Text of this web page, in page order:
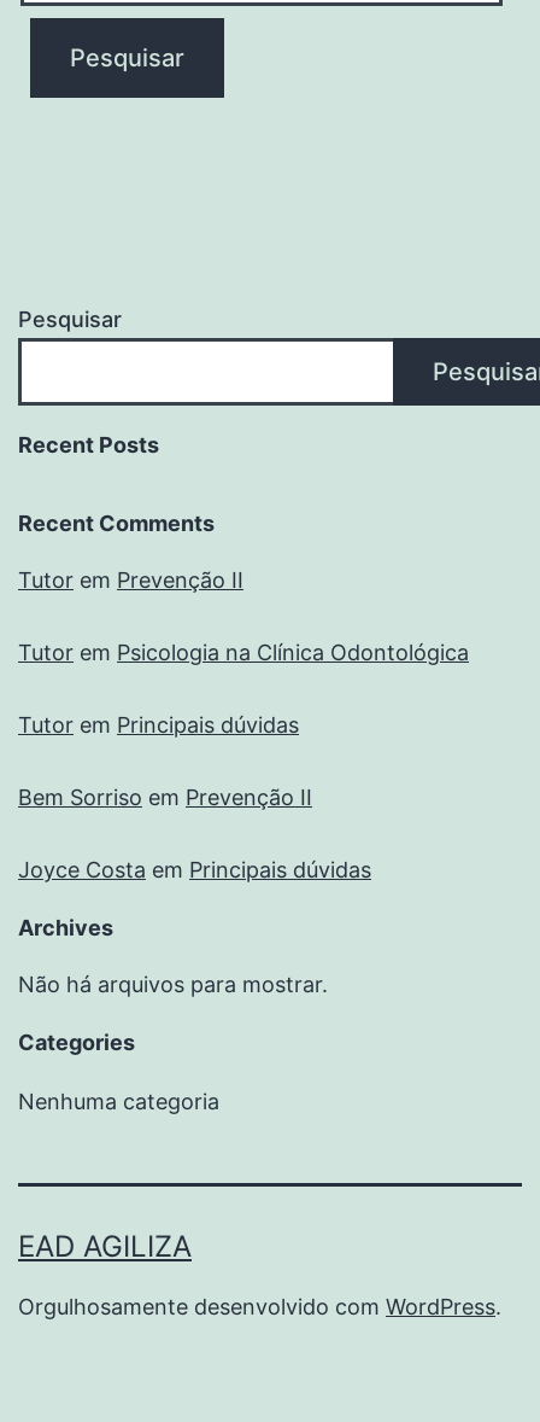
Pesquisar
Recent Posts
Recent Comments
Tutor em Prevenção II
Tutor em Psicologia na Clínica Odontológica
Tutor em Principais dúvidas
Bem Sorriso em Prevenção II
Joyce Costa em Principais dúvidas
Archives
Não há arquivos para mostrar.
Categories
Nenhuma categoria
EAD AGILIZA
Orgulhosamente desenvolvido com WordPress.